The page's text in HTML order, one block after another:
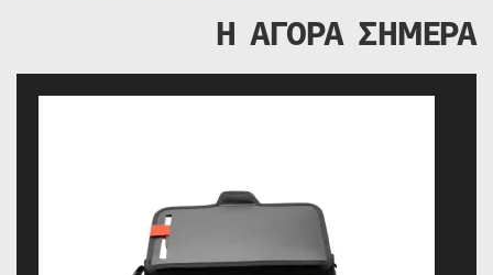
Η ΑΓΟΡΑ ΣΗΜΕΡΑ